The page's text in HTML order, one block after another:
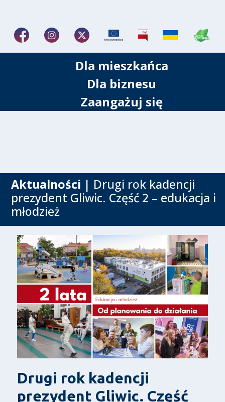
Dla mieszkańca
Dla biznesu
Zaangażuj się
Aktualności | Drugi rok kadencji
prezydent Gliwic. Część 2 – edukacja i
młodzież
Drugi rok kadencji
prezydent Gliwic. Część